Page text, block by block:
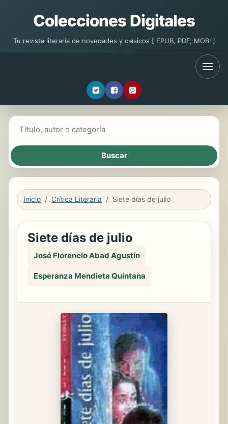
Colecciones Digitales
Tu revista literaria de novedades y clásicos [ EPUB, PDF, MOBI ]
Inicio Crítica Literaria Siete días de julio
Siete días de julio
José Florencio Abad Agustín
Esperanza Mendieta Quintana